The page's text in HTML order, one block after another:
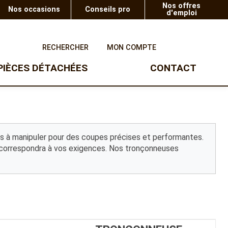
Nos occasions Conseils pro
Nos offres
d'emploi
Taille-haie thermique
Taille-haie à batterie sur
perche
Taille-haie éléctrique
Gamme enfants
DÉTACHÉES CONTACT
RECHERCHER MON COMPTE
manipuler pour des coupes précises et performantes.
à vos exigences. Nos tronçonneuses